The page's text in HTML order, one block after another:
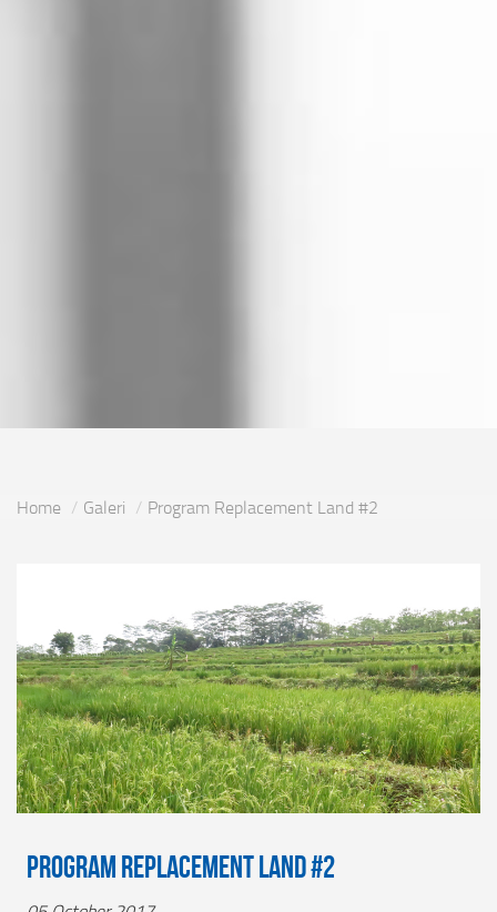
Home Galeri Program Replacement Land #2
Program Replacement Land #2